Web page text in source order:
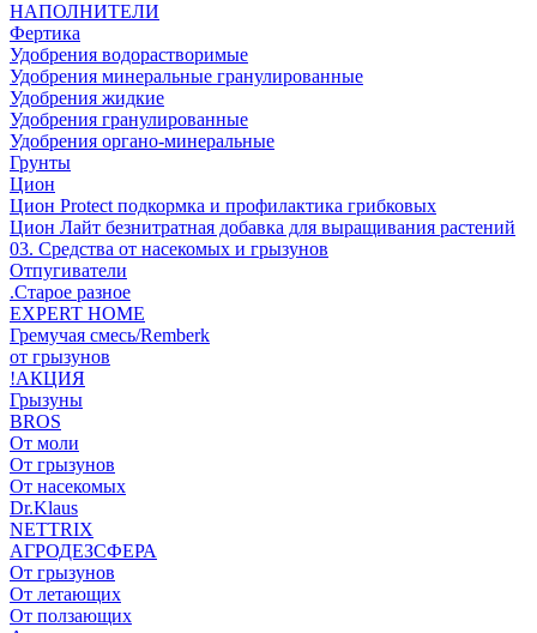
НАПОЛНИТЕЛИ
Фертика
Удобрения водорастворимые
Удобрения минеральные гранулированные
Удобрения жидкие
Удобрения гранулированные
Удобрения органо-минеральные
Грунты
Цион
Цион Protect подкормка и профилактика грибковых
Цион Лайт безнитратная добавка для выращивания растений
03. Средства от насекомых и грызунов
Отпугиватели
.Старое разное
EXPERT HOME
Гремучая смесь/Remberk
от грызунов
!АКЦИЯ
Грызуны
BROS
От моли
От грызунов
От насекомых
Dr.Klaus
NETTRIX
АГРОДЕЗСФЕРА
От грызунов
От летающих
От ползающих